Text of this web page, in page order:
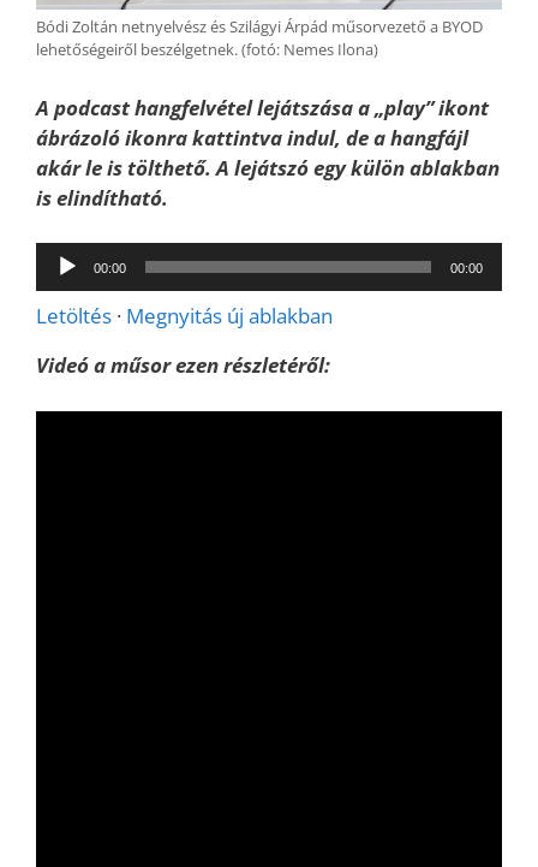
Bódi Zoltán netnyelvész és Szilágyi Árpád műsorvezető a BYOD
lehetőségeiről beszélgetnek. (fotó: Nemes Ilona)
A podcast hangfelvétel lejátszása a „play” ikont
ábrázoló ikonra kattintva indul, de a hangfájl
akár le is tölthető. A lejátszó egy külön ablakban
is elindítható.
Audió
lejátszó
00:00 00:00
Letöltés · Megnyitás új ablakban
Videó a műsor ezen részletéről: